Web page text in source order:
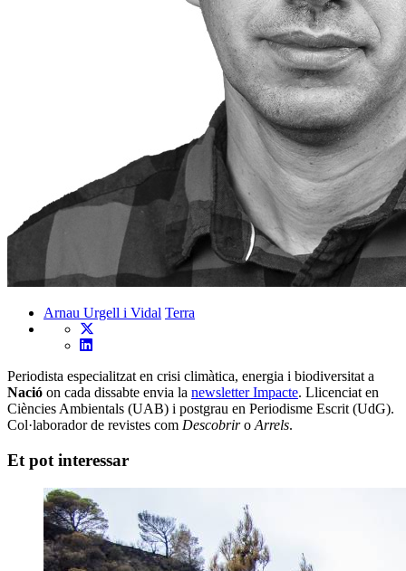
Arnau Urgell i Vidal Terra
Periodista especialitzat en crisi climàtica, energia i biodiversitat a
Nació on cada dissabte envia la newsletter Impacte. Llicenciat en
Ciències Ambientals (UAB) i postgrau en Periodisme Escrit (UdG).
Col·laborador de revistes com DescobriroArrels.
Et pot interessar